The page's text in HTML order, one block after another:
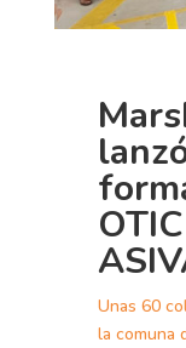
Unas 60
la comuna